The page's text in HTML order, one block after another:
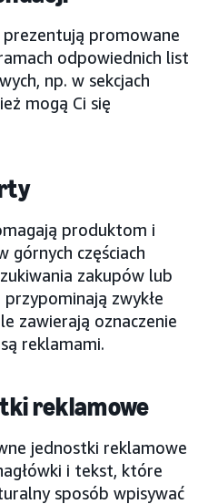
promowane
odpowiednich list
np. w sekcjach
mogą Ci się
produktom i
górnych częściach
zakupów lub
zwykłe
zawierają oznaczenie
reklamami.
reklamowe
jednostki reklamowe
i tekst, które
sposób wpisywać